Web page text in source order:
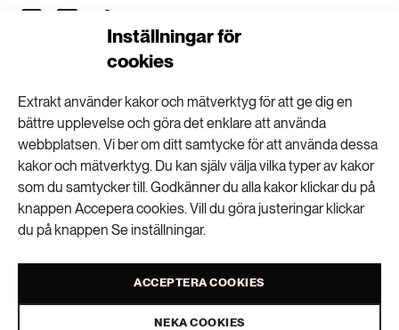
Inställningar för
cookies
Extrakt använder kakor och mätverktyg för att ge dig en
bättre upplevelse och göra det enklare att använda
webbplatsen. Vi ber om ditt samtycke för att använda dessa
kakor och mätverktyg. Du kan själv välja vilka typer av kakor
som du samtycker till. Godkänner du alla kakor klickar du på
knappen Accepera cookies. Vill du göra justeringar klickar
du på knappen Se inställningar.
ACCEPTERA COOKIES
NEKA COOKIES
612 ARTIKLAR
Mat & jordbruk
Skog
Social hållbarhet
189 ARTIKLAR
473 ARTIKLAR
Nyhetsbrev
Få kunskapen, idéerna och de nya lösningarna
för ett hållbart samhälle.
SKICKA
utskick från oss.